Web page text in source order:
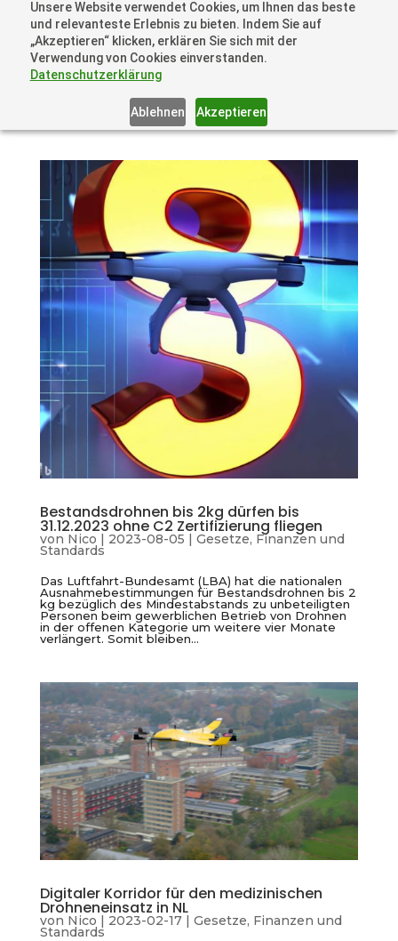
Unsere Website verwendet Cookies, um Ihnen das beste
und relevanteste Erlebnis zu bieten. Indem Sie auf
„Akzeptieren“ klicken, erklären Sie sich mit der
Verwendung von Cookies einverstanden.
Datenschutzerklärung
Ablehnen Akzeptieren
+41 44505 6667 oder +49 157 3598 0006
info@dronelions.academy
Bestandsdrohnen bis 2kg dürfen bis
31.12.2023 ohne C2 Zertifizierung fliegen
von Nico 2023-08-05 Gesetze, Finanzen und
Standards
Das Luftfahrt-Bundesamt (LBA) hat die nationalen
Ausnahmebestimmungen für Bestandsdrohnen bis 2
kg bezüglich des Mindestabstands zu unbeteiligten
Personen beim gewerblichen Betrieb von Drohnen
in der offenen Kategorie um weitere vier Monate
verlängert. Somit bleiben...
Digitaler Korridor für den medizinischen
Drohneneinsatz in NL
von Nico | 2023-02-17| Gesetze, Finanzen und
Standards